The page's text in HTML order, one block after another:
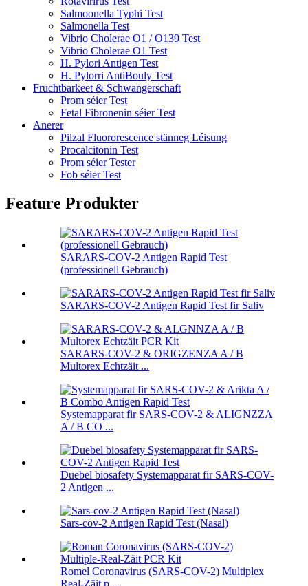
Salmoonella Typhi Test
Salmonella Test
Vibrio Cholerae O1 / O139 Test
Vibrio Cholerae O1 Test
H. Pylori Antigen Test
H. Pylorri AntiBouly Test
Fruchtbarkeet & Schwangerschaft
Prom séier Test
Fetal Fibronenin séier Test
Anerer
Pilzal Fluororescence stänneg Léisung
Procalcitonin Test
Prom séier Tester
Fob séier Test
Feature Produkter
SARARS-COV-2 Antigen Rapid Test
(professionell Gebrauch)
SARARS-COV-2 Antigen Rapid Test fir Saliv
SARARS-COV-2 & ORIGZENZA A / B
Multorex Echtzäit ...
Systemapparat fir SARS-COV-2 & ALIGNZZA
A / B CO ...
Duebel biosafety Systemapparat fir SARS-COV-
2 Antigen ...
Sars-cov-2 Antigen Rapid Test (Nasal)
Romel Coronavirus (SARS-COV-2) Multiplex